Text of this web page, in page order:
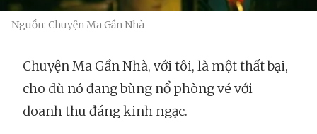
Nguồn: Chuyện Ma Gần Nhà
Chuyện Ma Gần Nhà, với tôi, là một thất bại,
cho dù nó đang bùng nổ phòng vé với
doanh thu đáng kinh ngạc.